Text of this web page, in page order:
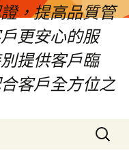
，提高品質管
更安心的服
提供客戶臨
客戶全方位之
搜
尋